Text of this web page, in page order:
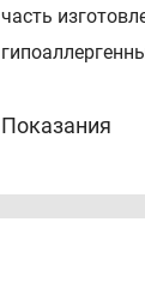
часть
Показания
Подходит